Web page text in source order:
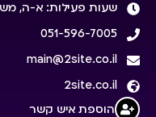
שעות פעילות: א-ה, משעה 9:00 -
051-596-7005
main@2site.co.il
2site.co.il
הוספת איש קשר